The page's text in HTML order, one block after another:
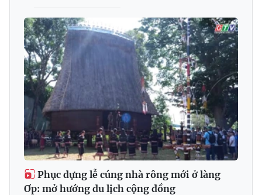
Phục dựng lễ cúng nhà rông mới ở làng
Ơp: mở hướng du lịch cộng đồng